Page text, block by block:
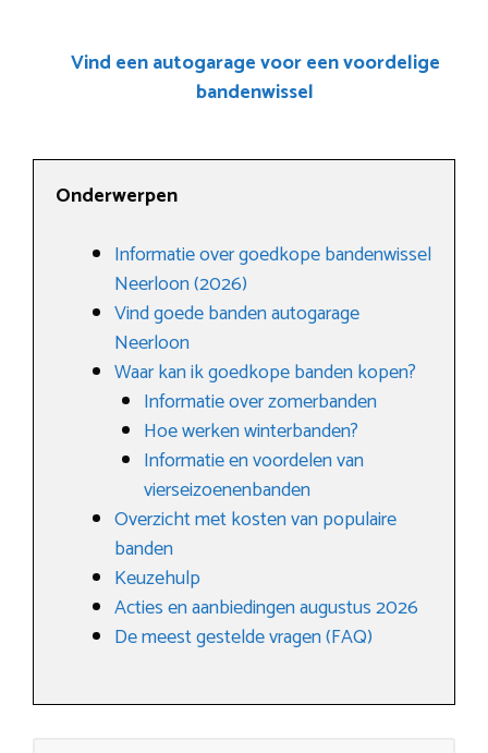
Vind een autogarage voor een voordelige
bandenwissel
Onderwerpen
Informatie over goedkope bandenwissel
Neerloon (2026)
Vind goede banden autogarage
Neerloon
Waar kan ik goedkope banden kopen?
Informatie over zomerbanden
Hoe werken winterbanden?
Informatie en voordelen van
vierseizoenenbanden
Overzicht met kosten van populaire
banden
Keuzehulp
Acties en aanbiedingen augustus 2026
De meest gestelde vragen (FAQ)